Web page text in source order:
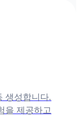
생성합니다.
을 제공하고